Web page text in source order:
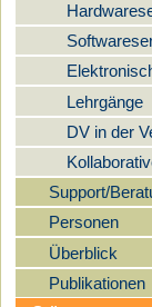
Lehrgänge
DV in der
Support/
Personen
Überblick
Publikationen